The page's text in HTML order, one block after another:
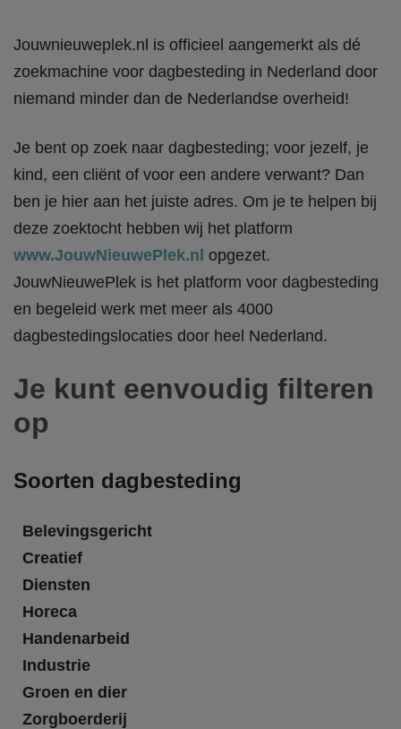
Jouwnieuweplek.nl is officieel aangemerkt als dé
zoekmachine voor dagbesteding in Nederland door
niemand minder dan de Nederlandse overheid!
Je bent op zoek naar dagbesteding; voor jezelf, je
kind, een cliënt of voor een andere verwant? Dan
ben je hier aan het juiste adres. Om je te helpen bij
deze zoektocht hebben wij het platform
www.JouwNieuwePlek.nl opgezet.
JouwNieuwePlek is het platform voor dagbesteding
en begeleid werk met meer als 4000
dagbestedingslocaties door heel Nederland.
Je kunt eenvoudig filteren
op
Soorten dagbesteding
Belevingsgericht
Creatief
Diensten
Horeca
Handenarbeid
Industrie
Groen en dier
Zorgboerderij